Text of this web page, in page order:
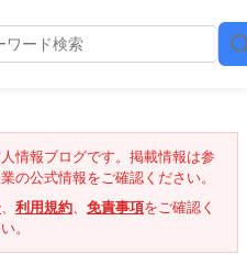
情報ブログです。掲載情報は参
の公式情報をご確認ください。
、 利用規約、 免責事項をご確認く
。